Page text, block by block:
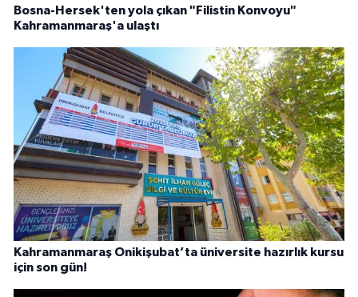
Bosna-Hersek'ten yola çıkan "Filistin Konvoyu"
Kahramanmaraş'a ulaştı
Kahramanmaraş Onikişubat’ta üniversite hazırlık kursu
için son gün!